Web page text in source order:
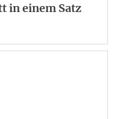
in einem Satz